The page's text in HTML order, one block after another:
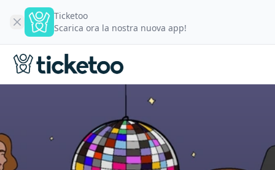
Ticketoo
Scarica ora la nostra nuova app!